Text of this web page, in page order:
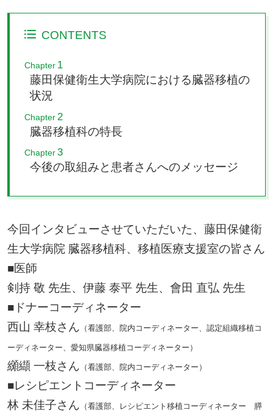
CONTENTS
Chapter 1
藤田保健衛生大学病院における臓器移植の
状況
Chapter 2
臓器移植科の特長
Chapter 3
今後の取組みと患者さんへのメッセージ
今回インタビューさせていただいた、藤田保健衛
生大学病院 臓器移植科、移植医療支援室の皆さん
■医師
剣持 敬 先生、伊藤 泰平 先生、會田 直弘 先生
■ドナーコーディネーター
西山 幸枝さん （看護部、院内コーディネーター、認定組織移植コ
ーディネーター、愛知県臓器移植コーディネーター）
纐纈 一枝さん （看護部、院内コーディネーター）
■レシピエントコーディネーター
林 未佳子さん （看護部、レシピエント移植コーディネーター 膵